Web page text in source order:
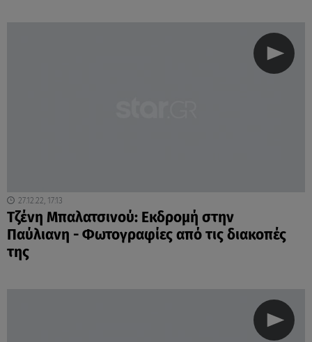
27.12.22, 17:13
Τζένη Μπαλατσινού: Εκδρομή στην
Παύλιανη - Φωτογραφίες από τις διακοπές
της